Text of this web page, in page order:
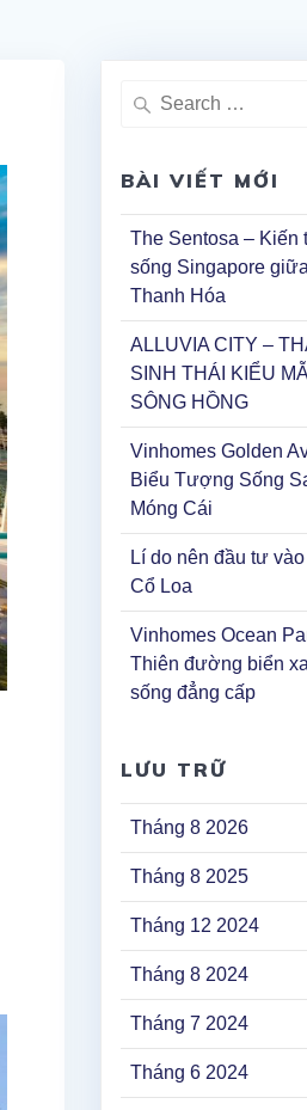
Search
BÀI VIẾT MỚI
The Sentosa – Kiến
sống Singapore
Thanh Hóa
ALLUVIA CITY –
SINH THÁI KIỂU
SÔNG HỒNG
Vinhomes Golden
Biểu Tượng Sống
Móng Cái
Lí do nên đầu tư
Cổ Loa
Vinhomes Ocean
Thiên đường biển
sống đẳng cấp
LƯU TRỮ
Tháng 8 2026
Tháng 8 2025
Tháng 12 2024
Tháng 8 2024
Tháng 7 2024
Tháng 6 2024